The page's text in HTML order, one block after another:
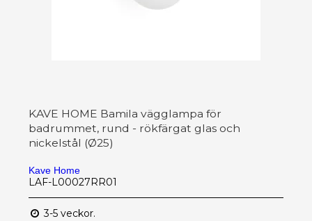
KAVE HOME Bamila vägglampa för
badrummet, rund - rökfärgat glas och
nickelstål (Ø25)
Kave Home
LAF-L00027RR01
3-5 veckor.